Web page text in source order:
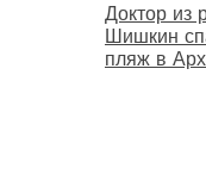
Доктор из
Шишкин
пляж в